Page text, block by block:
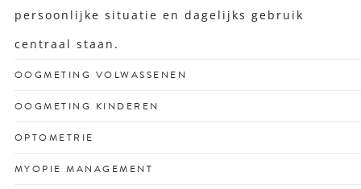
persoonlijke situatie en dagelijks gebruik
centraal staan.
OOGMETING VOLWASSENEN
unieke kijkgedrag.
OOGMETING KINDEREN
schoolprestaties met vertrouwen.
OPTOMETRIE
van oogafwijkingen en ooggezondheidsproblemen.
MYOPIE MANAGEMENT